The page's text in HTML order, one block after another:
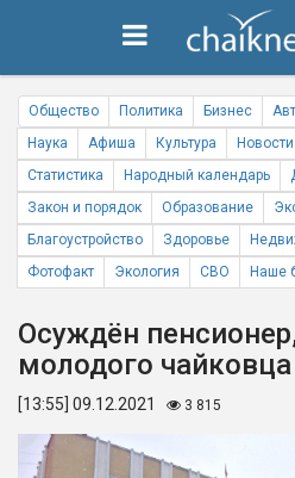
Общество Политика Бизнес
Наука
Афиша Культура
Статистика
Народный календарь
Закон и порядок
Образование
Благоустройство
Здоровье
Фотофакт
Экология СВО Наше
Осуждён
молодого
[13:55] 09.12.2021 3 815